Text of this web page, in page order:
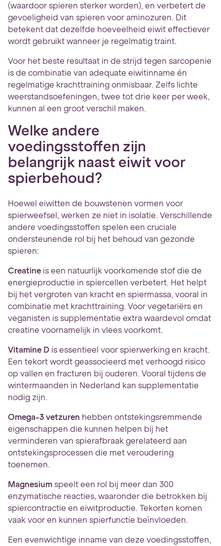
(waardoor spieren sterker worden), en verbetert de
gevoeligheid van spieren voor aminozuren. Dit
betekent dat dezelfde hoeveelheid eiwit effectiever
wordt gebruikt wanneer je regelmatig traint.
Voor het beste resultaat in de strijd tegen sarcopenie
is de combinatie van adequate eiwitinname én
regelmatige krachttraining onmisbaar. Zelfs lichte
weerstandsoefeningen, twee tot drie keer per week,
kunnen al een groot verschil maken.
Welke andere
voedingsstoffen zijn
belangrijk naast eiwit voor
spierbehoud?
Hoewel eiwitten de bouwstenen vormen voor
spierweefsel, werken ze niet in isolatie. Verschillende
andere voedingsstoffen spelen een cruciale
ondersteunende rol bij het behoud van gezonde
spieren:
Creatine is een natuurlijk voorkomende stof die de
energieproductie in spiercellen verbetert. Het helpt
bij het vergroten van kracht en spiermassa, vooral in
combinatie met krachttraining. Voor vegetariërs en
veganisten is supplementatie extra waardevol omdat
creatine voornamelijk in vlees voorkomt.
Vitamine D is essentieel voor spierwerking en kracht.
Een tekort wordt geassocieerd met verhoogd risico
op vallen en fracturen bij ouderen. Vooral tijdens de
wintermaanden in Nederland kan supplementatie
nodig zijn.
Omega-3 vetzuren hebben ontstekingsremmende
eigenschappen die kunnen helpen bij het
verminderen van spierafbraak gerelateerd aan
ontstekingsprocessen die met veroudering
toenemen.
Magnesium speelt een rol bij meer dan 300
enzymatische reacties, waaronder die betrokken bij
spiercontractie en eiwitproductie. Tekorten komen
vaak voor en kunnen spierfunctie beïnvloeden.
Een evenwichtige inname van deze voedingsstoffen,